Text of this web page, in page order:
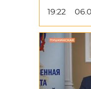
19:22